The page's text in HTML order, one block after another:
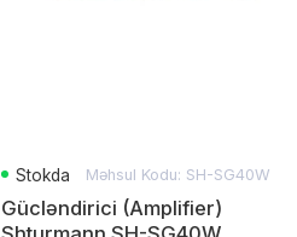
Stokda Məhsul Kodu: SH-SG40W
Gücləndirici (Amplifier)